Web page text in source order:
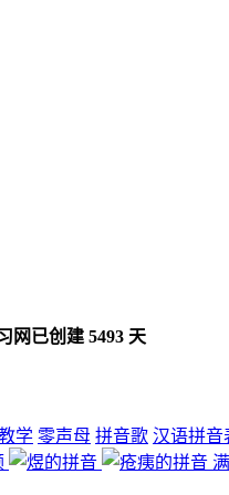
网已创建 5493 天
学 零声母 拼音歌 汉语拼音